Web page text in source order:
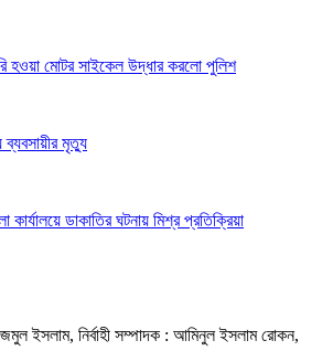
হওয়া মোটর সাইকেল উদ্ধার করলো পুলিশ
ব্যবসায়ীর মৃত্যু
ডাকাতির ঘটনায় মিশ্র প্রতিক্রিয়া
ইসলাম, নির্বাহী সম্পাদক : আমিনুল ইসলাম রোকন,